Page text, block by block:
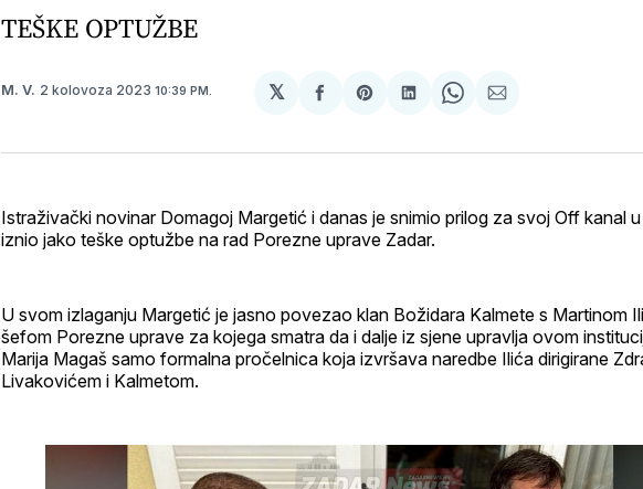
TEŠKE OPTUŽBE
M. V. 2 kolovoza 2023 10:39 PM. 𝕏
podijeli
Facebook
Sharepodijeli
LinkedIn
Sharepodijeli
maila
Istraživački novinar Domagoj Margetić i danas je snimio prilog za svoj Off kanal
iznio jako teške optužbe na rad Porezne uprave Zadar.
U svom izlaganju Margetić je jasno povezao klan Božidara Kalmete s Martinom
šefom Porezne uprave za kojega smatra da i dalje iz sjene upravlja ovom
Marija Magaš samo formalna pročelnica koja izvršava naredbe Ilića dirigirane
Livakovićem i Kalmetom.